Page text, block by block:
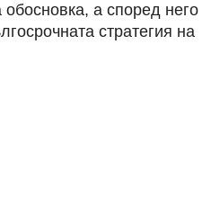
а според него
стратегия на